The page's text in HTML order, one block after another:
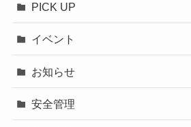
PICK UP
イベント
お知らせ
安全管理